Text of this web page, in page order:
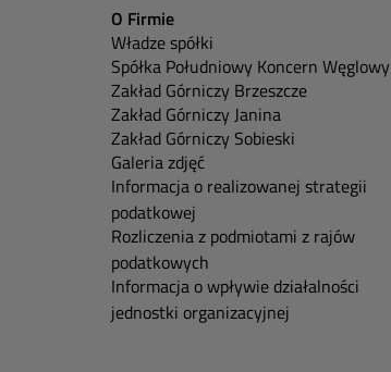
O Firmie
Władze spółki
Spółka Południowy Koncern Węglowy
Zakład Górniczy Brzeszcze
Zakład Górniczy Janina
Zakład Górniczy Sobieski
Galeria zdjęć
Informacja o realizowanej strategii
podatkowej
Rozliczenia z podmiotami z rajów
podatkowych
Informacja o wpływie działalności
jednostki organizacyjnej